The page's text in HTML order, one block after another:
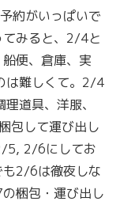
約がいっぱいで
みると、2/4と
便、倉庫、実
は難しくて。2/4
道具、洋服、
包して運び出し
5, 2/6にしてお
2/6は徹夜しな
梱包・運び出し